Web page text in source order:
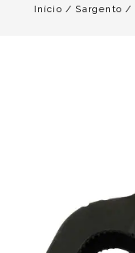
Início / Sargento /